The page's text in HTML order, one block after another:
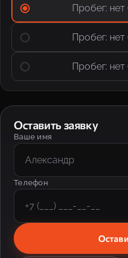
Пробег: нет
Пробег: нет
Пробег: нет
Оставить заявку
Ваше имя
Телефон